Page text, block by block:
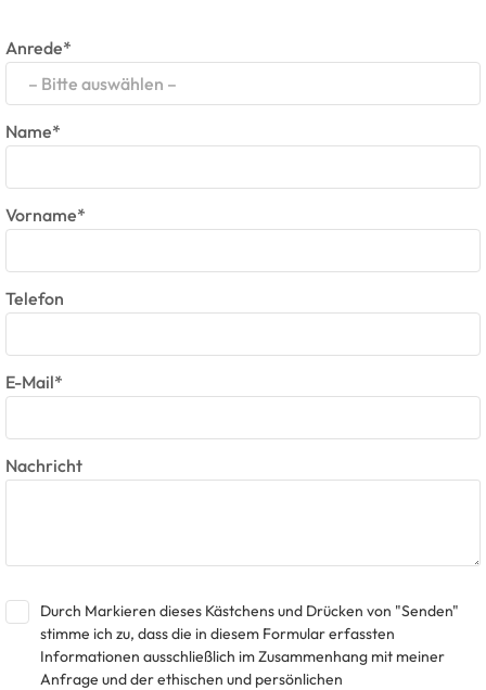
Anrede*
– Bitte auswählen –
Name*
Vorname*
Telefon
E-Mail*
Nachricht
Durch Markieren dieses Kästchens und Drücken von "Senden"
stimme ich zu, dass die in diesem Formular erfassten
Informationen ausschließlich im Zusammenhang mit meiner
Anfrage und der ethischen und persönlichen